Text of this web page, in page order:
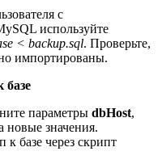
с
используйте
< backup.sql. Проверьте,
импортированы.
параметры dbHost,
новые значения.
к базе через скрипт